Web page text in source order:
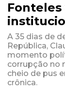
A 35 dias de
República,
momento
corrupção no
cheio de pus
crônica.